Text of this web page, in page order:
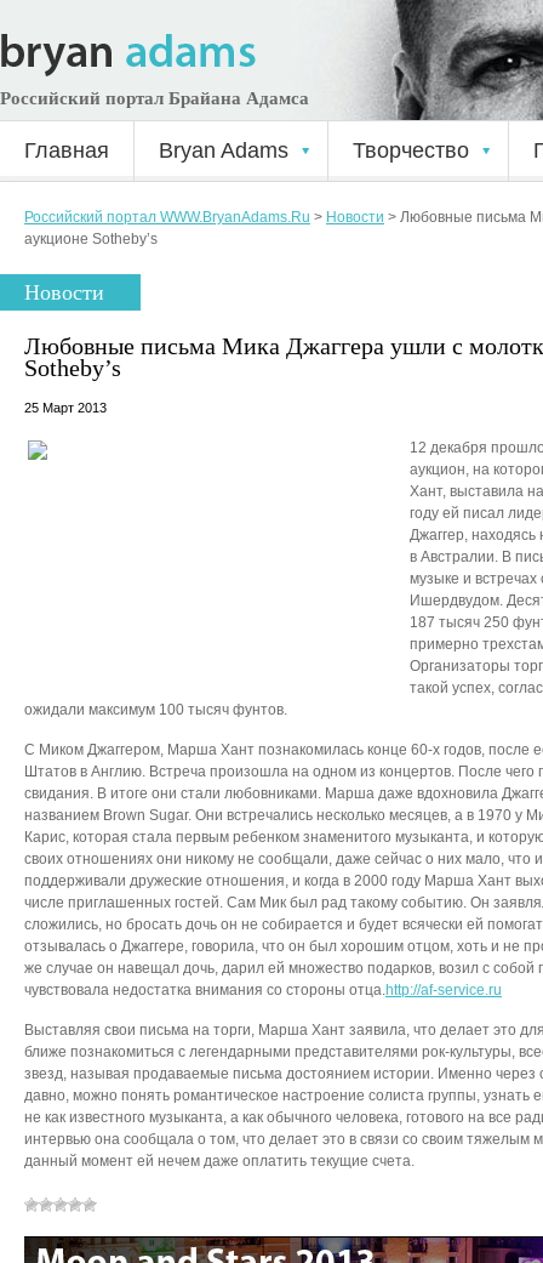
Российский портал Брайана Адамса
Главная Bryan Adams Творчество
Российский портал WWW.BryanAdams.Ru > Новости > Любовные письма
аукционе Sotheby’s
Новости
Любовные письма Мика Джаггера ушли с
Sotheby’s
25 Март 2013
12 декабря
аукцион, на
Хант, выставила
году ей писал
Джаггер,
в Австралии. В
музыке и
Ишердвудом.
187 тысяч 250
примерно
Организаторы
такой успех,
ожидали максимум 100 тысяч фунтов.
С Миком Джаггером, Марша Хант познакомилась конце 60-х годов, после
Штатов в Англию. Встреча произошла на одном из концертов. После чего
свидания. В итоге они стали любовниками. Марша даже вдохновила
названием Brown Sugar. Они встречались несколько месяцев, а в 1970 у
Карис, которая стала первым ребенком знаменитого музыканта, и
своих отношениях они никому не сообщали, даже сейчас о них мало, что
поддерживали дружеские отношения, и когда в 2000 году Марша Хант
числе приглашенных гостей. Сам Мик был рад такому событию. Он
сложились, но бросать дочь он не собирается и будет всячески ей
отзывалась о Джаггере, говорила, что он был хорошим отцом, хоть и не
же случае он навещал дочь, дарил ей множество подарков, возил с собой
чувствовала недостатка внимания со стороны отца.http://af-service.ru
Выставляя свои письма на торги, Марша Хант заявила, что делает это
ближе познакомиться с легендарными представителями рок-культуры,
звезд, называя продаваемые письма достоянием истории. Именно через
давно, можно понять романтическое настроение солиста группы, узнать
не как известного музыканта, а как обычного человека, готового на все
интервью она сообщала о том, что делает это в связи со своим
данный момент ей нечем даже оплатить текущие счета.